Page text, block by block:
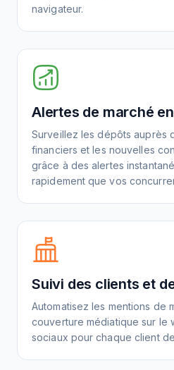
navigateur.
Alertes de marché
Surveillez les dépôts auprès
financiers et les nouvelles
grâce à des alertes
rapidement que vos
Suivi des clients et
Automatisez les mentions de
couverture médiatique sur le
sociaux pour chaque client